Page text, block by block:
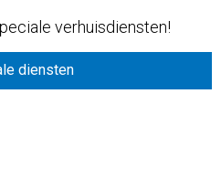
verhuisdiensten!
diensten